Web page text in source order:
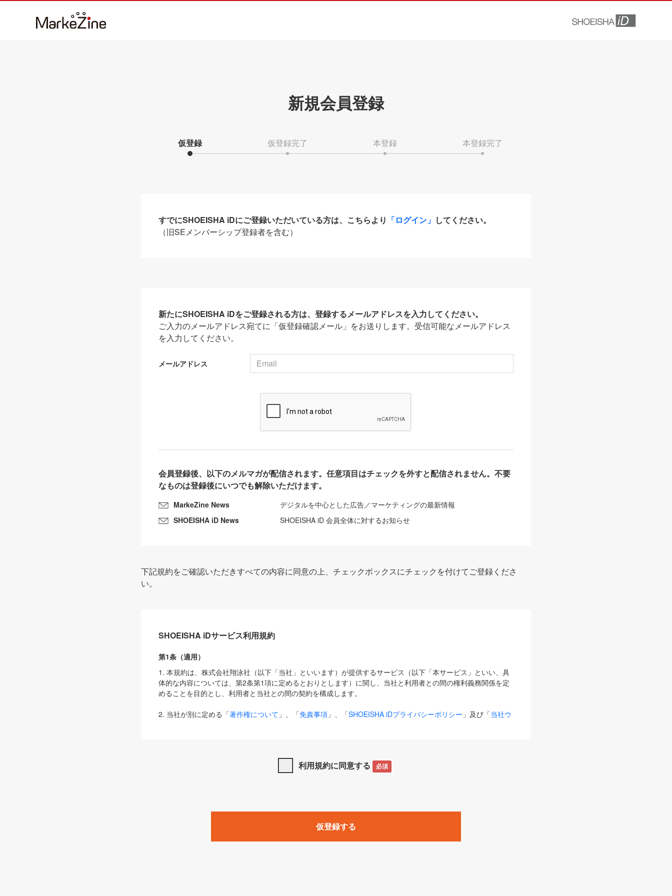
新規会員登録
仮登録 仮登録完了 本登録 本登録完了
すでにSHOEISHA iDにご登録いただいている方は、こちらより 「ログイン」 してください。
（旧SEメンバーシップ登録者を含む）
新たにSHOEISHA iDをご登録される方は、登録するメールアドレスを入力してください。
ご入力のメールアドレス宛てに「仮登録確認メール」をお送りします。受信可能なメールアドレス
を入力してください。
メールアドレス
会員登録後、以下のメルマガが配信されます。任意項目はチェックを外すと配信されません。不要
なものは登録後にいつでも解除いただけます。
MarkeZine News
デジタルを中心とした広告／マーケティングの最新情報
SHOEISHA iD News
SHOEISHA iD 会員全体に対するお知らせ
下記規約をご確認いただきすべての内容に同意の上、チェックボックスにチェックを付けてご登録くださ
い。
SHOEISHA iDサービス利用規約
第1条（適用）
1. 本規約は、株式会社翔泳社（以下「当社」といいます）が提供するサービス（以下「本サービス」といい、具
体的な内容については、第2条第1項に定めるとおりとします）に関し、当社と利用者との間の権利義務関係を定
めることを目的とし、利用者と当社との間の契約を構成します。
2. 当社が別に定める「著作権について 」、「免責事項 」、「SHOEISHA iDプライバシーポリシー 」及び「当社ウ
は、本規約の規定が優先して適用されるものとします。
1. 「本サービス」とは、当社が提供する以下のサービス（名称や内容が変更された場合、変更後のサービスを含
みます）及びこれらサービスに関連して当社が実施するイベントやキャンペーンをいいます。
「SEBook」「SEShop」「CodeZine」「MarkeZine」「EnterpriseZine」「ECzine」「Biz/Zine」「HRzine」
利用規約に同意する 必須
仮登録する